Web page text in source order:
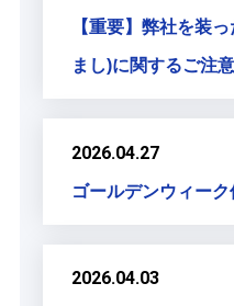
【重要】弊社を装
まし)に関するご注意
2026.04.27
ゴールデンウィー
2026.04.03